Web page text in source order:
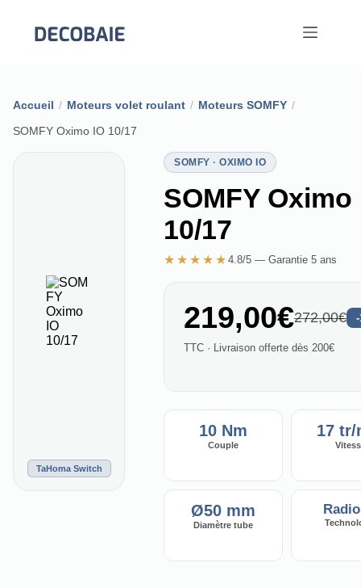
contenu
Accueil / Moteurs volet roulant / Moteurs SOMFY /
SOMFY Oximo IO 10/17
TaHoma Switch
SOMFY · OXIMO IO
SOMFY Oximo
10/17
★★★★★ 4.8/5 — Garantie 5 ans
219,00€272,00€
TTC · Livraison offerte dès 200€
10 Nm
Couple
17 tr/
Ø50 mm
Diamètre tube